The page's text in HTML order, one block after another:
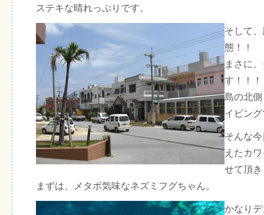
ステキな晴れっぷりです。
そして
態！！
まさに
す！！！
島の北
イビン
そんな
えたカ
せて頂
まずは、メタボ気味なネズミフグちゃん。
かなり